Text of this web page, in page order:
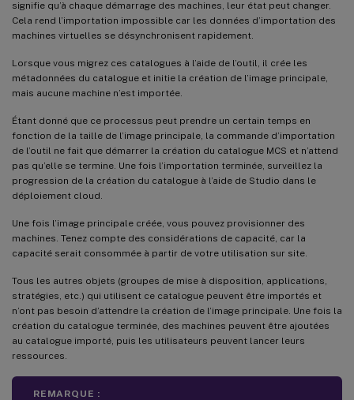
signifie qu’à chaque démarrage des machines, leur état peut changer.
Cela rend l’importation impossible car les données d’importation des
machines virtuelles se désynchronisent rapidement.
Lorsque vous migrez ces catalogues à l’aide de l’outil, il crée les
métadonnées du catalogue et initie la création de l’image principale,
mais aucune machine n’est importée.
Étant donné que ce processus peut prendre un certain temps en
fonction de la taille de l’image principale, la commande d’importation
de l’outil ne fait que démarrer la création du catalogue MCS et n’attend
pas qu’elle se termine. Une fois l’importation terminée, surveillez la
progression de la création du catalogue à l’aide de Studio dans le
déploiement cloud.
Une fois l’image principale créée, vous pouvez provisionner des
machines. Tenez compte des considérations de capacité, car la
capacité serait consommée à partir de votre utilisation sur site.
Tous les autres objets (groupes de mise à disposition, applications,
stratégies, etc.) qui utilisent ce catalogue peuvent être importés et
n’ont pas besoin d’attendre la création de l’image principale. Une fois la
création du catalogue terminée, des machines peuvent être ajoutées
au catalogue importé, puis les utilisateurs peuvent lancer leurs
ressources.
REMARQUE :